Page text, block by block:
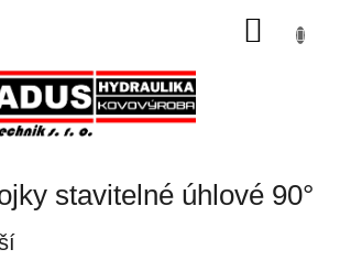
stavitelné úhlové 90°